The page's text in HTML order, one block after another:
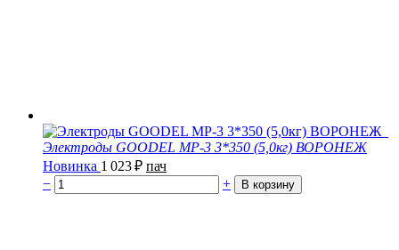
Электроды GOODEL МР-3 3*350 (5,0кг) ВОРОНЕЖ
Новинка 1 023₽ пач
−
+